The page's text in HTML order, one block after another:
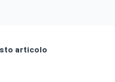
articolo